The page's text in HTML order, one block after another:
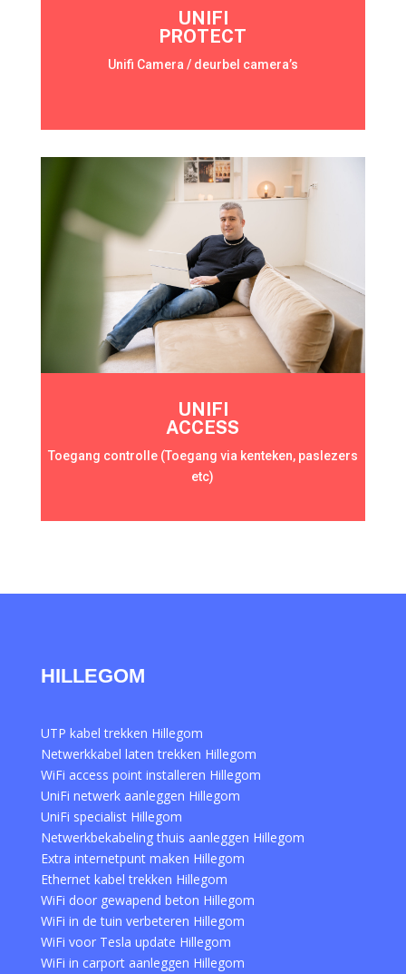
UNIFI
PROTECT
Unifi Camera / deurbel camera’s
UNIFI
ACCESS
Toegang controlle (Toegang via kenteken, paslezers
etc)
HILLEGOM
UTP kabel trekken Hillegom
Netwerkkabel laten trekken Hillegom
WiFi access point installeren Hillegom
UniFi netwerk aanleggen Hillegom
UniFi specialist Hillegom
Netwerkbekabeling thuis aanleggen Hillegom
Extra internetpunt maken Hillegom
Ethernet kabel trekken Hillegom
WiFi door gewapend beton Hillegom
WiFi in de tuin verbeteren Hillegom
WiFi voor Tesla update Hillegom
WiFi in carport aanleggen Hillegom